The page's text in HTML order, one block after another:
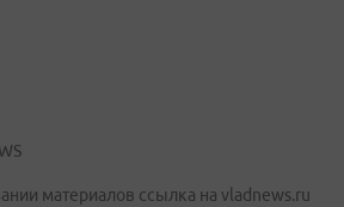
материалов ссылка на vladnews.ru